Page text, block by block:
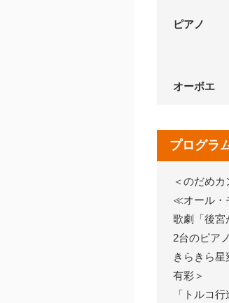
ピアノ
オーボエ
プログラ
＜のだめ
≪オール・
歌劇「後宮
2台のピア
きらきら
有彩＞
「トルコ